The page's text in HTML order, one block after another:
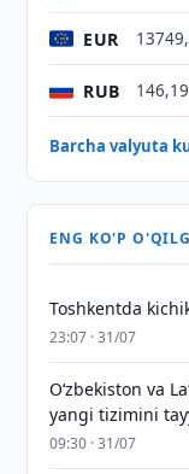
EUR
RUB
Barcha valyuta
ENG KO'P
Toshkentda
23:07 · 31/07
Oʻzbekiston va
yangi tizimini
09:30 · 31/07